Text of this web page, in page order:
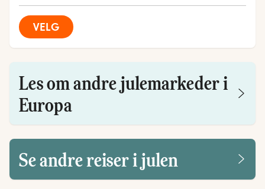
VELG
Les om andre julemarkeder i
Europa
Se andre reiser i julen